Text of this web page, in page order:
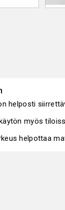
helposti
myös
helpottaa